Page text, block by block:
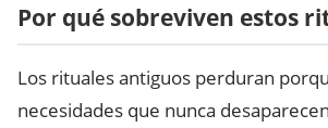
Por qué sobreviven estos
Los rituales antiguos perduran
necesidades que nunca